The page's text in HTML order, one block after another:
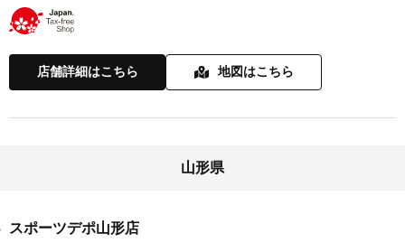
店舗詳細はこちら 地図はこちら
山形県
スポーツデポ山形店